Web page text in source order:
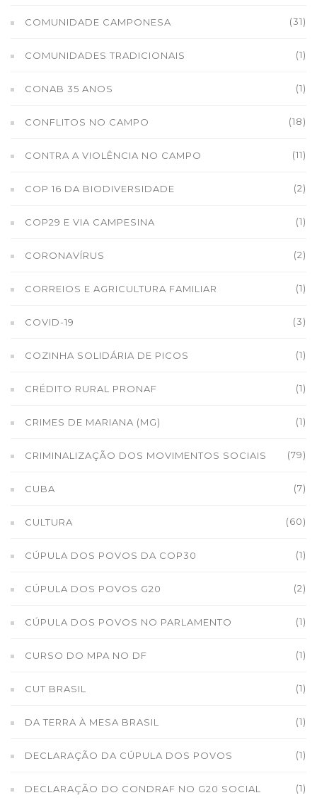
COMUNIDADE CAMPONESA (31)
COMUNIDADES TRADICIONAIS (1)
CONAB 35 ANOS (1)
CONFLITOS NO CAMPO (18)
CONTRA A VIOLÊNCIA NO CAMPO (11)
COP 16 DA BIODIVERSIDADE (2)
COP29 E VIA CAMPESINA (1)
CORONAVÍRUS (2)
CORREIOS E AGRICULTURA FAMILIAR (1)
COVID-19 (3)
COZINHA SOLIDÁRIA DE PICOS (1)
CRÉDITO RURAL PRONAF (1)
CRIMES DE MARIANA (MG) (1)
CRIMINALIZAÇÃO DOS MOVIMENTOS SOCIAIS (79)
CUBA (7)
CULTURA (60)
CÚPULA DOS POVOS DA COP30 (1)
CÚPULA DOS POVOS G20 (2)
CÚPULA DOS POVOS NO PARLAMENTO (1)
CURSO DO MPA NO DF (1)
CUT BRASIL (1)
DA TERRA À MESA BRASIL (1)
DECLARAÇÃO DA CÚPULA DOS POVOS (1)
DECLARAÇÃO DO CONDRAF NO G20 SOCIAL (1)